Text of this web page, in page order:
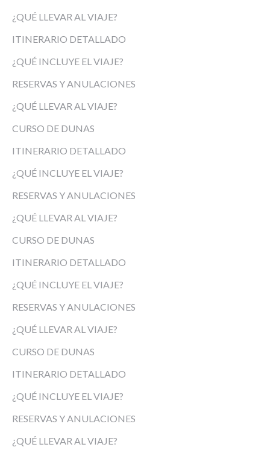
¿QUÉ LLEVAR AL VIAJE?
ITINERARIO DETALLADO
¿QUÉ INCLUYE EL VIAJE?
RESERVAS Y ANULACIONES
¿QUÉ LLEVAR AL VIAJE?
CURSO DE DUNAS
ITINERARIO DETALLADO
¿QUÉ INCLUYE EL VIAJE?
RESERVAS Y ANULACIONES
¿QUÉ LLEVAR AL VIAJE?
CURSO DE DUNAS
ITINERARIO DETALLADO
¿QUÉ INCLUYE EL VIAJE?
RESERVAS Y ANULACIONES
¿QUÉ LLEVAR AL VIAJE?
CURSO DE DUNAS
ITINERARIO DETALLADO
¿QUÉ INCLUYE EL VIAJE?
RESERVAS Y ANULACIONES
¿QUÉ LLEVAR AL VIAJE?